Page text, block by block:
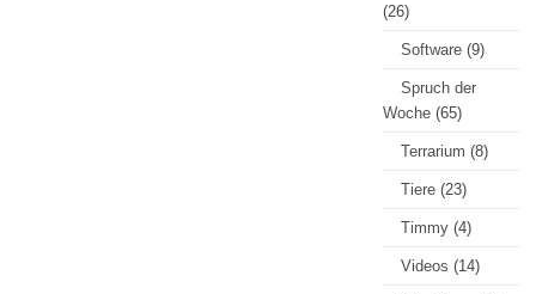
(26)
Software (9)
Spruch der
Woche (65)
Terrarium (8)
Tiere (23)
Timmy (4)
Videos (14)